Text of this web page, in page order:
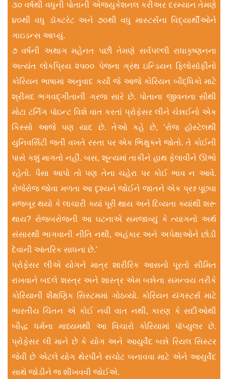
૩૦ વર્ષથી વધુની પોતાની એજ્યુકેશનલ કરીઅર દરમ્યાન તેમણે
૪૦થી વધુ ડૉક્ટરેટ અને ૭૦થી વધુ માસ્ટર્સના વિદ્યાર્થીઓને
ગાઇડન્સ આપ્યું.
૭ વર્ષની અથાગ મહેનત પછી તેમણે સર્વપલ્લી રાધાકૃષ્ણનના
અત્યંત લોકપ્રિય ૨પ૦૦ પેજના ગ્રંથ ઇન્ડિયન ફિલોસૉફીનો
કોરિયન ભાષામાં અનુવાદ કર્યો જે આજે કોરિયન બૌદ્ધિકો માટે
શ્રીમદ ભગવદ્ગીતાની ગરજ સારે છે. પોતાના જીવનના સૌથી
મોટા ટર્નિંગ પૉઇન્ટ વિશે વાત કરતાં પ્રોફેસર લીને ચેન્નઈનો એક
કિસ્સો આજે પણ યાદ છે. તેઓ કહે છે, ‘રોજ હૉસ્ટેલથી
યુનિવર્સિટી જતી વખતે રસ્તા પર એક ભિક્ષુકને જોતો. તે કોઈની
પાસે કશું માગતો નહીં. બસ, શૂન્યમાં તાકીને હાથ ફેલાવીને ઊભો
રહેતો. પૈસા આપો તો પણ તેના ચહેરા પર કોઈ ભાવ ન આવે.
રોજેરોજ જોવા મળતા આ દૃશ્યને જોઈને જાતને એક પ્રશ્ન પૂછવા
મજબૂર થયો કે લાચારી ક્યાં પૂરી થાય અને દિવ્યતા ક્યાંથી શરૂ
થાય? રોજબરોજની આ ઘટનાએ સમજાવ્યું કે ત્યાગનો અર્થ
સંસારથી ભાગવાની નીતિ નથી, અહંકાર અને અપેક્ષાઓને છોડી
દેવાની આંતરિક સાધના છે.’
પ્રોફેસર લીએ યોગને માત્ર શારીરિક આસનો પૂરતો સીમિત
રાખવાને બદલે શસ્ત્ર અને શાસ્ત્ર એમ બન્નેના સમન્વય તરીકે
કોરિયાની શૈક્ષણિક સિસ્ટમમાં ગોઠવ્યો. કોરિયન યંગસ્ટર્સ માટે
ભારતીય ચિંતન એ કોઈ નવી વાત નથી, કારણ કે સદીઓથી
બૌદ્ધ ધર્મના માધ્યમથી આ વિચારો કોરિયામાં પૉપ્યુલર છે.
પ્રોફેસર લી માને છે કે યોગ અને આયુર્વેદ બન્ને રિયલ સ‌િસ્ટર
જેવી છે એટલે યોગ થેરપીને સચોટ બનાવવા માટે એને આયુર્વેદ
સાથે જોડીને જ શીખવવી જોઈએ.